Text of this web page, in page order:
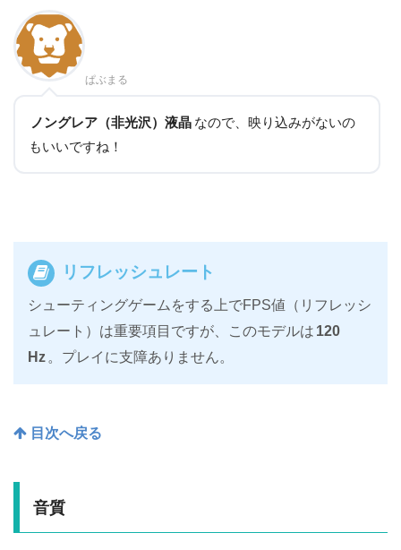
ぱぶまる
ノングレア（非光沢）液晶 なので、映り込みがないの
もいいですね！
リフレッシュレート
シューティングゲームをする上でFPS値（リフレッシ
ュレート）は重要項目ですが、このモデルは 120
Hz 。プレイに支障ありません。
目次へ戻る
音質